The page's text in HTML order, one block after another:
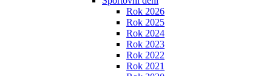
Rok 2026
Rok 2025
Rok 2024
Rok 2023
Rok 2022
Rok 2021